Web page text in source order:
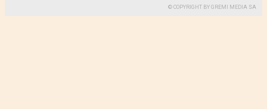
© COPYRIGHT BY GREMI MEDIA SA